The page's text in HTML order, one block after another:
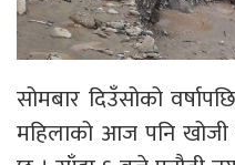
सोमबार दिउँसोको
महिलाको आज पनि खोजी